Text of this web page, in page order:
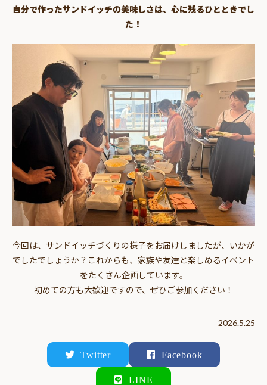
自分で作ったサンドイッチの美味しさは、心に残るひとときでし
た！
今回は、サンドイッチづくりの様子をお届けしましたが、いかが
でしたでしょうか？これからも、家族や友達と楽しめるイベント
をたくさん企画しています。
初めての方も大歓迎ですので、ぜひご参加ください！
2026.5.25
Twitter Facebook
LINE